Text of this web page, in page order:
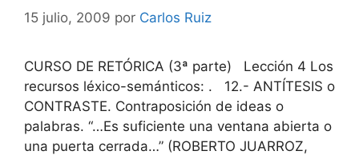
15 julio, 2009 por Carlos Ruiz
CURSO DE RETÓRICA (3ª parte) Lección 4 Los
recursos léxico-semánticos: . 12.- ANTÍTESIS o
CONTRASTE. Contraposición de ideas o
palabras. “…Es suficiente una ventana abierta o
una puerta cerrada…” (ROBERTO JUARROZ,